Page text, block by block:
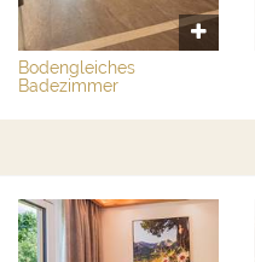
Bodengleiches
Badezimmer